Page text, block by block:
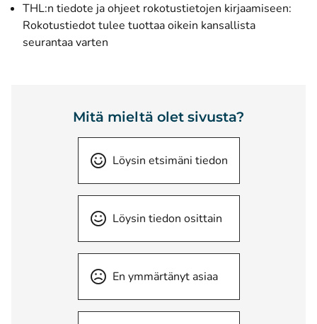
THL:n tiedote ja ohjeet rokotustietojen kirjaamiseen:
Rokotustiedot tulee tuottaa oikein kansallista
seurantaa varten
Mitä mieltä olet sivusta?
Löysin etsimäni tiedon
Löysin tiedon osittain
En ymmärtänyt asiaa